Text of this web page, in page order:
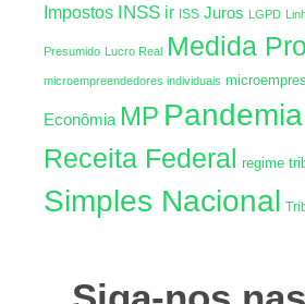
Impostos INSS ir ISS Juros LGPD
Presumido Lucro Real Medida
microempreendedores individuais
Econômia MP Pandemia
Receita Federal regime
Simples Nacional